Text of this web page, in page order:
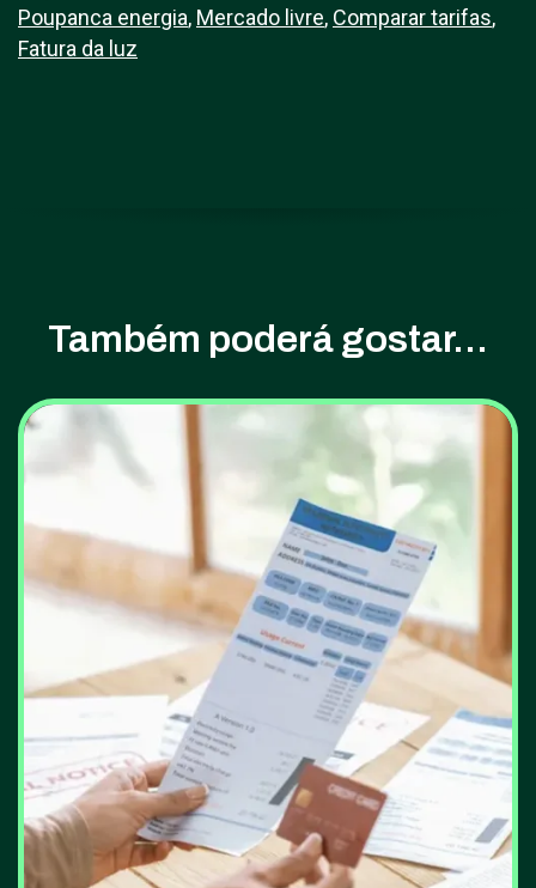
Poupanca energia, Mercado livre, Comparar tarifas,
Fatura da luz
Também poderá gostar...